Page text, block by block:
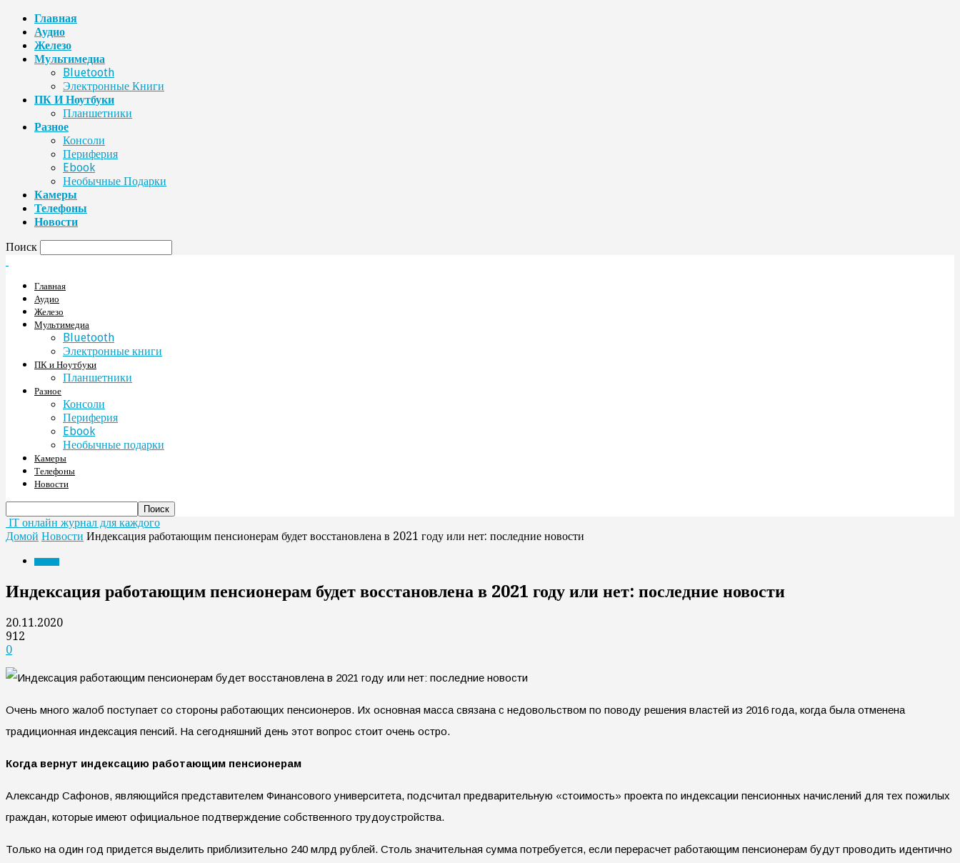
Главная
Аудио
Железо
Мультимедиа
Bluetooth
Электронные Книги
ПК И Ноутбуки
Планшетники
Разное
Консоли
Периферия
Ebook
Необычные Подарки
Камеры
Телефоны
Новости
Поиск
Главная
Аудио
Железо
Мультимедиа
Bluetooth
Электронные книги
ПК и Ноутбуки
Планшетники
Разное
Консоли
Периферия
Ebook
Необычные подарки
Камеры
Телефоны
Новости
IT онлайн журнал для каждого
Домой Новости Индексация работающим пенсионерам будет восстановлена в 2021 году или нет: последние новости
Индексация работающим пенсионерам будет восстановлена в 2021 году или нет: последние новости
20.11.2020
912
0
Очень много жалоб поступает со стороны работающих пенсионеров. Их основная масса связана с недовольством по поводу решения властей из 2016 года, когда была отменена
традиционная индексация пенсий. На сегодняшний день этот вопрос стоит очень остро.
Когда вернут индексацию работающим пенсионерам
Александр Сафонов, являющийся представителем Финансового университета, подсчитал предварительную «стоимость» проекта по индексации пенсионных начислений для тех пожилых
граждан, которые имеют официальное подтверждение собственного трудоустройства.
Только на один год придется выделить приблизительно 240 млрд рублей. Столь значительная сумма потребуется, если перерасчет работающим пенсионерам будут проводить идентично